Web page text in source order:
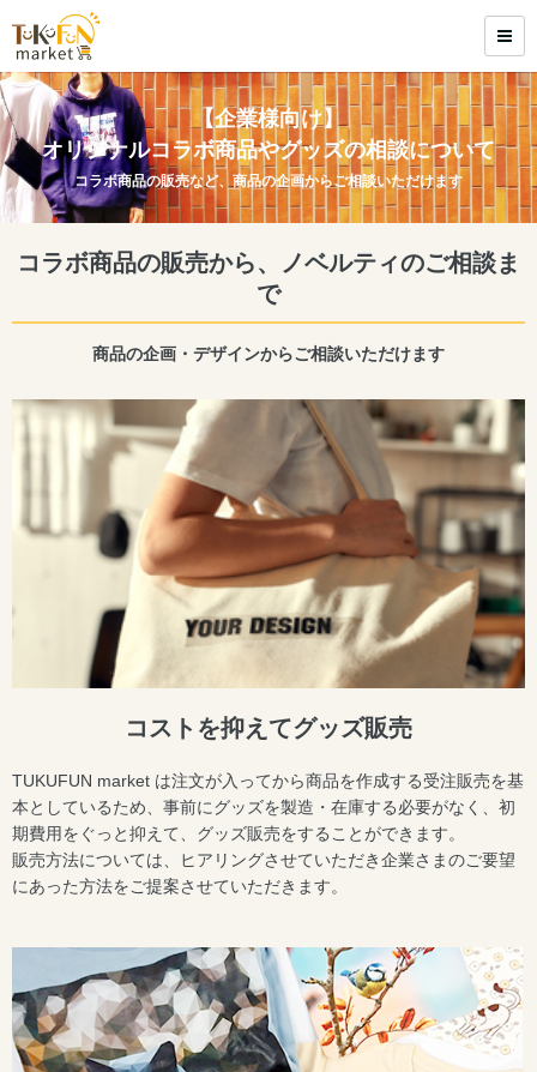
【企業様向け】
オリジナルコラボ商品やグッズの相談について
コラボ商品の販売など、商品の企画からご相談いただけます
コラボ商品の販売から、ノベルティのご相談ま
で
商品の企画・デザインからご相談いただけます
コストを抑えてグッズ販売
TUKUFUN market は注文が入ってから商品を作成する受注販売を基
本としているため、事前にグッズを製造・在庫する必要がなく、初
期費用をぐっと抑えて、グッズ販売をすることができます。
販売方法については、ヒアリングさせていただき企業さまのご要望
にあった方法をご提案させていただきます。